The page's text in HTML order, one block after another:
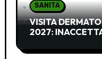
SANITA
VISITA
2027: